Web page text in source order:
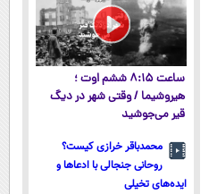
ساعت ۸:۱۵ ششم اوت ؛
هیروشیما / وقتی شهر در دیگ
قیر می‌جوشید
محمدباقر خرازی کیست؟
روحانی جنجالی با ادعاها و
ایده‌های تخیلی